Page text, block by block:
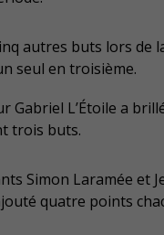
autres buts lors de
seul en troisième.
Gabriel L’Étoile a
trois buts.
Simon Laramée et
quatre points